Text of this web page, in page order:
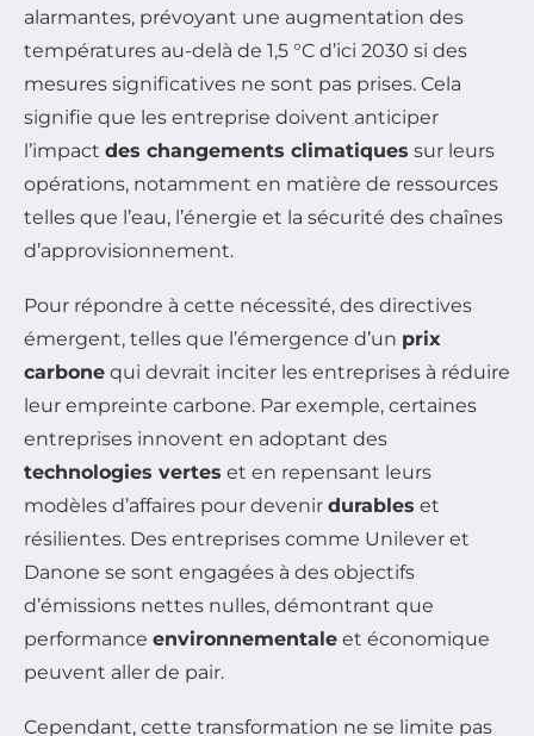
alarmantes, prévoyant une augmentation des
températures au-delà de 1,5 °C d’ici 2030 si des
mesures significatives ne sont pas prises. Cela
signifie que les entreprise doivent anticiper
l’impact des changements climatiques sur leurs
opérations, notamment en matière de ressources
telles que l’eau, l’énergie et la sécurité des chaînes
d’approvisionnement.
Pour répondre à cette nécessité, des directives
émergent, telles que l’émergence d’un prix
carbone qui devrait inciter les entreprises à réduire
leur empreinte carbone. Par exemple, certaines
entreprises innovent en adoptant des
technologies vertes et en repensant leurs
modèles d’affaires pour devenir durables et
résilientes. Des entreprises comme Unilever et
Danone se sont engagées à des objectifs
d’émissions nettes nulles, démontrant que
performance environnementale et économique
peuvent aller de pair.
Cependant, cette transformation ne se limite pas